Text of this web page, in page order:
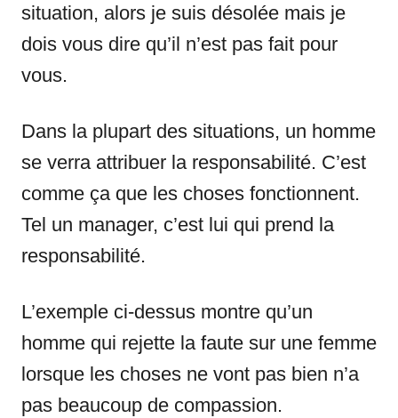
situation, alors je suis désolée mais je
dois vous dire qu’il n’est pas fait pour
vous.
Dans la plupart des situations, un homme
se verra attribuer la responsabilité. C’est
comme ça que les choses fonctionnent.
Tel un manager, c’est lui qui prend la
responsabilité.
L’exemple ci-dessus montre qu’un
homme qui rejette la faute sur une femme
lorsque les choses ne vont pas bien n’a
pas beaucoup de compassion.